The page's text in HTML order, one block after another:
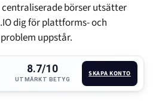
centraliserade börser utsätter
dig för plattforms- och
uppstår.
8.7/10
UTMÄRKT BETYG
SKAPA KONTO